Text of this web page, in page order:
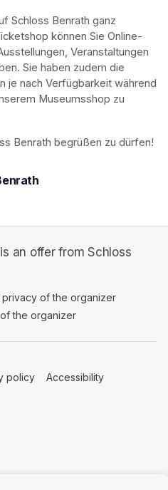
Schloss Benrath ganz
können Sie Online-
Veranstaltungen
Sie haben zudem die
je nach Verfügbarkeit während
Museumsshop zu
Benrath begrüßen zu dürfen!
an offer from Schloss
in a new tab)
privacy of the organizer
the organizer
tab)
policy (opens in a new tab)
Accessibility